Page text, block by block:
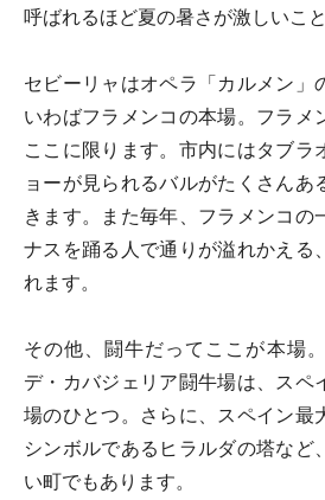
呼ばれるほど夏の暑さが激しいこ
セビーリャはオペラ「カルメン」
いわばフラメンコの本場。フラメ
ここに限ります。市内にはタブラ
ョーが見られるバルがたくさんあ
きます。また毎年、フラメンコの
ナスを踊る人で通りが溢れかえる
れます。
その他、闘牛だってここが本場
デ・カバジェリア闘牛場は、スペ
場のひとつ。さらに、スペイン最
シンボルであるヒラルダの塔など
い町でもあります。